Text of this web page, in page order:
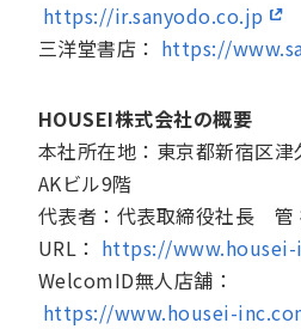
https://ir.sanyodo.co.jp
三洋堂書店： https://
HOUSEI株式会社の概要
本社所在地：東京都新宿区
AKビル9階
代表者：代表取締役社長 管
URL： https://www.housei-
WelcomID無人店舗：
https://www.housei-